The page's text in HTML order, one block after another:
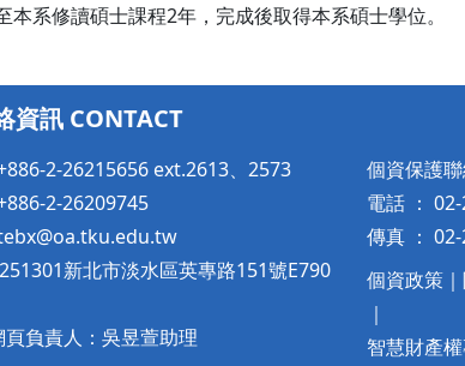
系修讀碩士課程2年，完成後取得本系碩士學位。
資訊 CONTACT
2-26215656 ext.2613、2573
2-26209745
251301新北市淡水區英專路151號E790
頁負責人：吳昱萱助理
個資保護
電話 ：
傳真 ：
個資政策｜
｜
智慧財產